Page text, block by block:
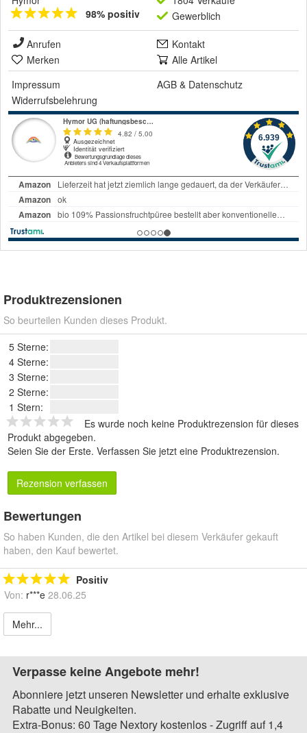
98% positiv
Gewerblich
Anrufen
Kontakt
Merken
Alle Artikel
Impressum
AGB & Datenschutz
Widerrufsbelehrung
Produktrezensionen
So beurteilen Kunden dieses Produkt.
5 Sterne:
4 Sterne:
3 Sterne:
2 Sterne:
1 Stern:
Es wurde noch keine Produktrezension für dieses
Produkt abgegeben.
Seien Sie der Erste. Verfassen Sie jetzt eine Produktrezension.
Rezension verfassen
Bewertungen
So haben Kunden, die den Artikel bei diesem Verkäufer gekauft
haben, den Kauf bewertet.
Positiv
Von: r***e 28.06.25
Mehr...
Verpasse keine Angebote mehr!
Abonniere jetzt unseren Newsletter und erhalte exklusive
Rabatte und Neuigkeiten.
Extra-Bonus: 60 Tage Nextory kostenlos - Zugriff auf 1,4